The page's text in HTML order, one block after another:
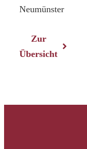
Neumünster
Zur
Übersicht